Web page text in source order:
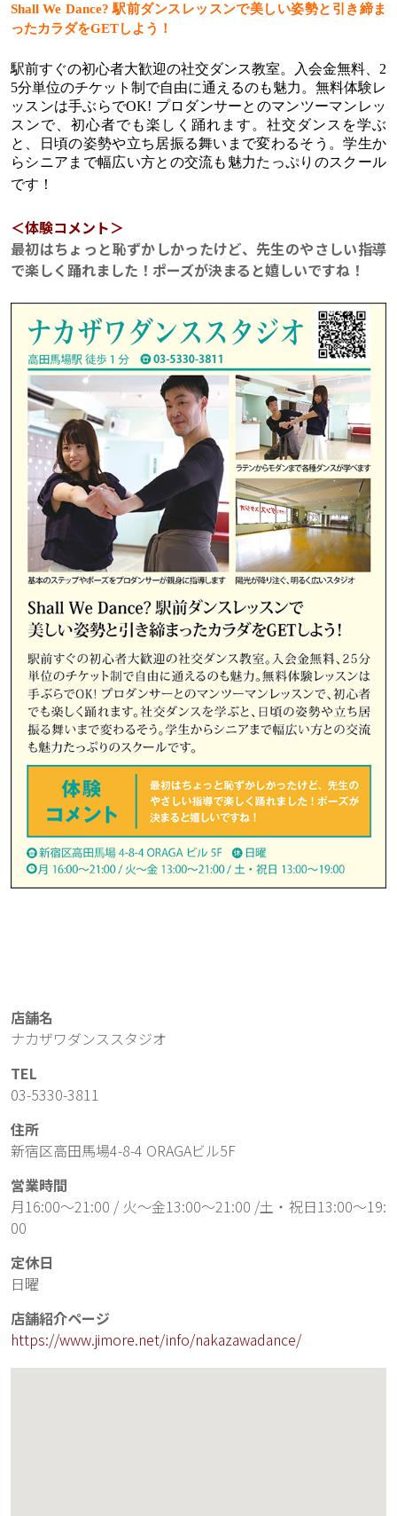
Shall We Dance? 駅前ダンスレッスンで美しい姿勢と引き締ま
ったカラダをGETしよう！
駅前すぐの初心者大歓迎の社交ダンス教室。入会金無料、2
5分単位のチケット制で自由に通えるのも魅力。無料体験レ
ッスンは手ぶらでOK! プロダンサーとのマンツーマンレッ
スンで、初心者でも楽しく踊れます。社交ダンスを学ぶ
と、日頃の姿勢や立ち居振る舞いまで変わるそう。学生か
らシニアまで幅広い方との交流も魅力たっぷりのスクール
です！
＜体験コメント＞
最初はちょっと恥ずかしかったけど、先生のやさしい指導
で楽しく踊れました！ポーズが決まると嬉しいですね！
店舗名
ナカザワダンススタジオ
TEL
03-5330-3811
住所
新宿区高田馬場4-8-4 ORAGAビル5F
営業時間
月16:00～21:00 / 火～金13:00～21:00 /土・祝日13:00～19:
00
定休日
日曜
店舗紹介ページ
https://www.jimore.net/info/nakazawadance/